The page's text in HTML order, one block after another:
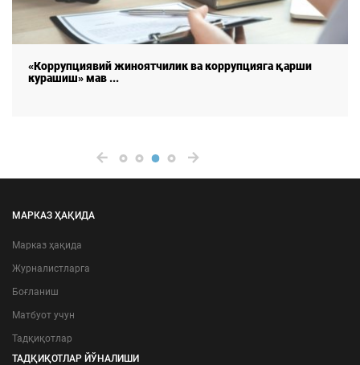
“Коррупциявий жиноятчилик ва коррупцияга қарши
курашиш чора ...
МАРКАЗ ҲАҚИДА
Марказ ҳақида
Журналистларга
Боғланиш
Матбуот учун
Тадқиқотлар
ТАДҚИҚОТЛАР ЙЎНАЛИШИ